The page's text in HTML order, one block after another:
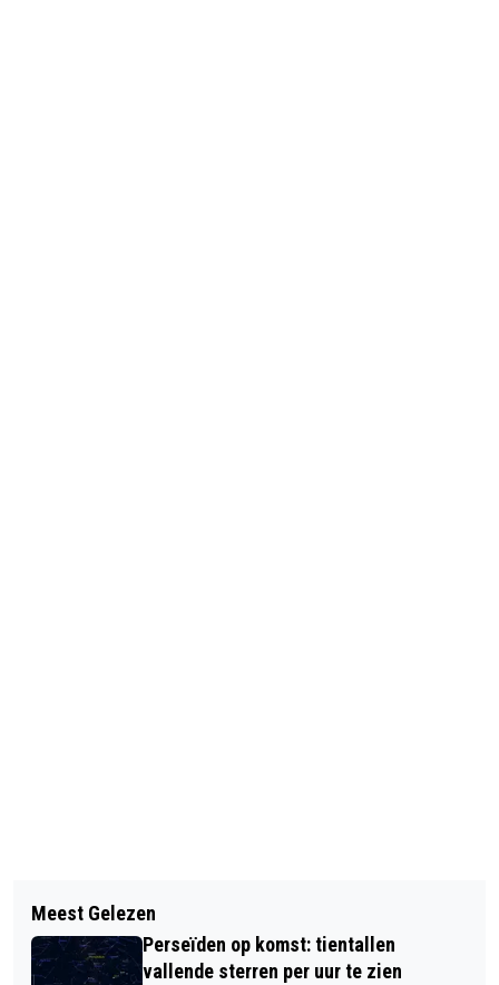
BUITENGEBIED AMSTELVEEN KRIJGT
GLASVEZEL VIA GETNET
NOORD-HOLLAND SLUIT AAN BIJ
SCHONE LUCHT AKKOORD
Meest Gelezen
Perseïden op komst: tientallen
vallende sterren per uur te zien